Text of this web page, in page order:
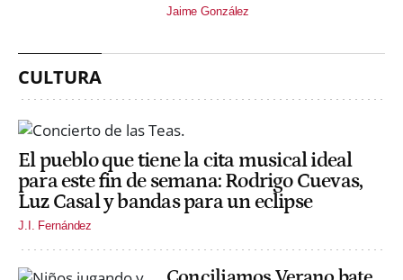
Jaime González
CULTURA
El pueblo que tiene la cita musical ideal
para este fin de semana: Rodrigo Cuevas,
Luz Casal y bandas para un eclipse
J.I. Fernández